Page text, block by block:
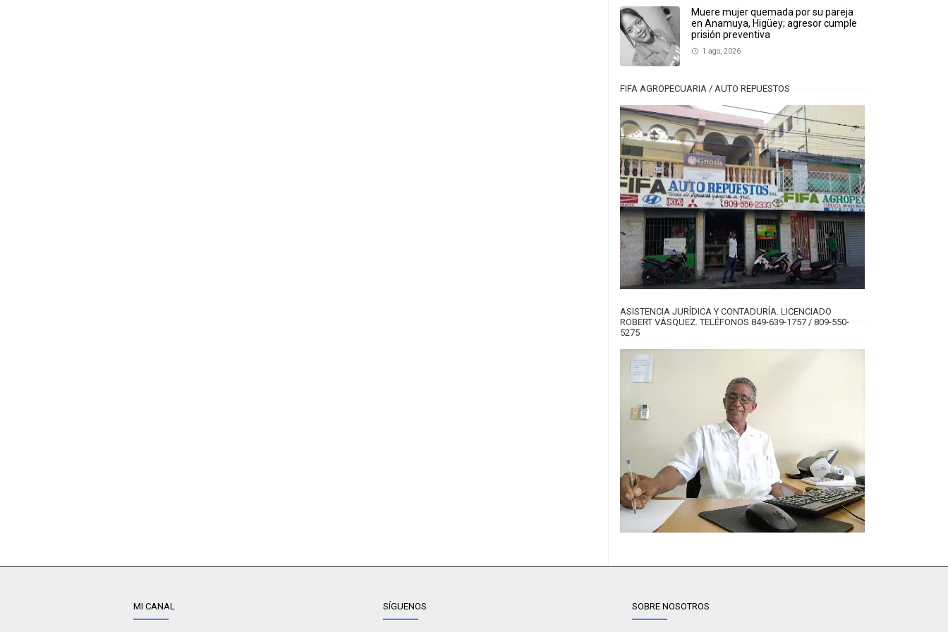
Muere mujer quemada por su pareja
en Anamuya, Higüey; agresor cumple
prisión preventiva
1 ago, 2026
FIFA AGROPECUARIA / AUTO REPUESTOS
ASISTENCIA JURÍDICA Y CONTADURÍA. LICENCIADO
ROBERT VÁSQUEZ. TELÉFONOS 849-639-1757 / 809-550-
5275
MI CANAL SÍGUENOS SOBRE NOSOTROS